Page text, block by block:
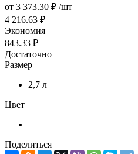
от 3 373.30 ₽ /шт
4 216.63 ₽
Экономия
843.33 ₽
Достаточно
Размер
2,7 л
Цвет
Поделиться